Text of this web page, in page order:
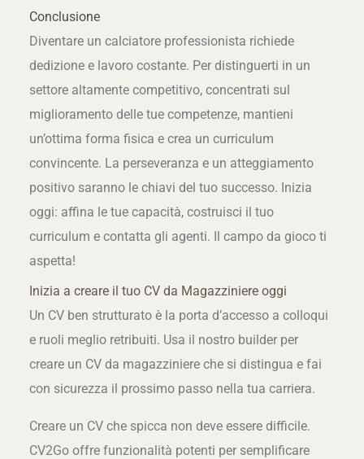
Conclusione
Diventare un calciatore professionista richiede
dedizione e lavoro costante. Per distinguerti in un
settore altamente competitivo, concentrati sul
miglioramento delle tue competenze, mantieni
un’ottima forma fisica e crea un curriculum
convincente. La perseveranza e un atteggiamento
positivo saranno le chiavi del tuo successo. Inizia
oggi: affina le tue capacità, costruisci il tuo
curriculum e contatta gli agenti. Il campo da gioco ti
aspetta!
Inizia a creare il tuo CV da Magazziniere oggi
Un CV ben strutturato è la porta d’accesso a colloqui
e ruoli meglio retribuiti. Usa il nostro builder per
creare un CV da magazziniere che si distingua e fai
con sicurezza il prossimo passo nella tua carriera.
Creare un CV che spicca non deve essere difficile.
CV2Go offre funzionalità potenti per semplificare